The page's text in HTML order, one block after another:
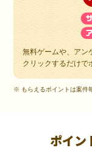
無料ゲームや、アン
クリックするだけで
※ もらえるポイントは案件
ポイン